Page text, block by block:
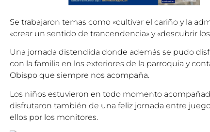
Se trabajaron temas como «cultivar el cariño y la
«crear un sentido de trancendencia» y «descubrir
Una jornada distendida donde además se pudo
con la familia en los exteriores de la parroquia y
Obispo que siempre nos acompaña.
Los niños estuvieron en todo momento
disfrutaron también de una feliz jornada entre
ellos por los monitores.